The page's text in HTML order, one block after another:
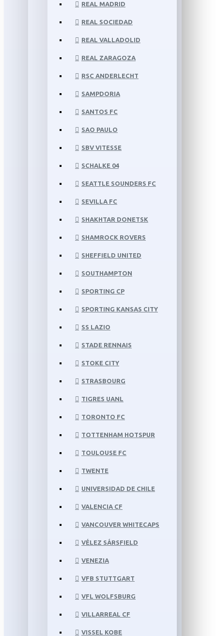
REAL MADRID
REAL SOCIEDAD
REAL VALLADOLID
REAL ZARAGOZA
RSC ANDERLECHT
SAMPDORIA
SANTOS FC
SAO PAULO
SBV VITESSE
SCHALKE 04
SEATTLE SOUNDERS FC
SEVILLA FC
SHAKHTAR DONETSK
SHAMROCK ROVERS
SHEFFIELD UNITED
SOUTHAMPTON
SPORTING CP
SPORTING KANSAS CITY
SS LAZIO
STADE RENNAIS
STOKE CITY
STRASBOURG
TIGRES UANL
TORONTO FC
TOTTENHAM HOTSPUR
TOULOUSE FC
TWENTE
UNIVERSIDAD DE CHILE
VALENCIA CF
VANCOUVER WHITECAPS
VÉLEZ SÁRSFIELD
VENEZIA
VFB STUTTGART
VFL WOLFSBURG
VILLARREAL CF
VISSEL KOBE